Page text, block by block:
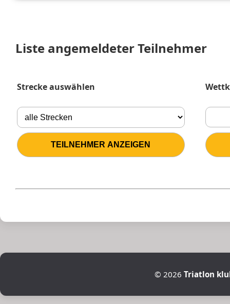
Liste angemeldeter Teilnehmer
Strecke auswählen
© 2026 Triatlon